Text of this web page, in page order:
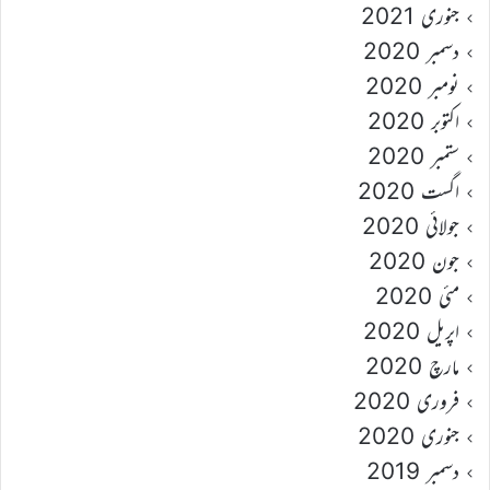
جنوری 2021
دسمبر 2020
نومبر 2020
اکتوبر 2020
ستمبر 2020
اگست 2020
جولائی 2020
جون 2020
مئی 2020
اپریل 2020
مارچ 2020
فروری 2020
جنوری 2020
دسمبر 2019